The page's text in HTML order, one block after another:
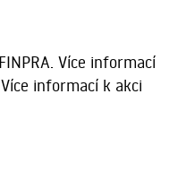
Více informací
informací k akci